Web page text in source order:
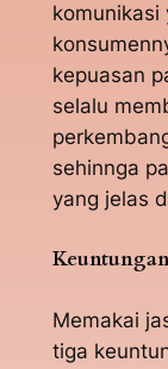
komunikasi
kepuasan
selalu
sehinnga
yang jelas
Memakai
tiga